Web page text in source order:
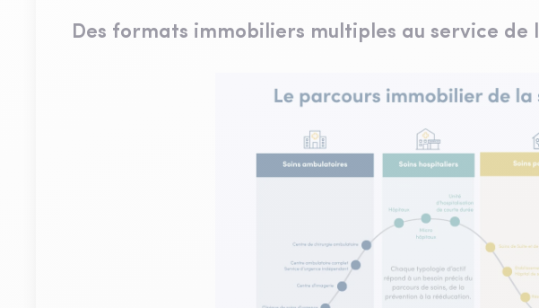
Des formats immobiliers multiples au service de